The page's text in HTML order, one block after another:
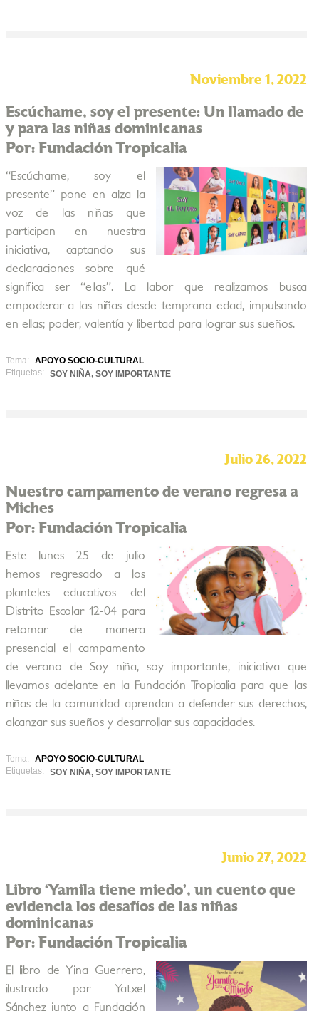
Noviembre 1, 2022
Escúchame, soy el presente: Un llamado de
y para las niñas dominicanas
Por: Fundación Tropicalia
“Escúchame, soy el
presente” pone en alza la
voz de las niñas que
participan en nuestra
iniciativa, captando sus
declaraciones sobre qué
significa ser “ellas”. La labor que realizamos busca
empoderar a las niñas desde temprana edad, impulsando
en ellas; poder, valentía y libertad para lograr sus sueños.
Tema:
APOYO SOCIO-CULTURAL
Etiquetas:
SOY NIÑA, SOY IMPORTANTE
Julio 26, 2022
Nuestro campamento de verano regresa a
Miches
Por: Fundación Tropicalia
Este lunes 25 de julio
hemos regresado a los
planteles educativos del
Distrito Escolar 12-04 para
retomar de manera
presencial el campamento
de verano de Soy niña, soy importante, iniciativa que
llevamos adelante en la Fundación Tropicalia para que las
niñas de la comunidad aprendan a defender sus derechos,
alcanzar sus sueños y desarrollar sus capacidades.
Tema:
APOYO SOCIO-CULTURAL
Etiquetas:
SOY NIÑA, SOY IMPORTANTE
Junio 27, 2022
Libro ‘Yamila tiene miedo’, un cuento que
evidencia los desafíos de las niñas
dominicanas
Por: Fundación Tropicalia
El libro de Yina Guerrero,
ilustrado por Yatxel
Sánchez junto a Fundación